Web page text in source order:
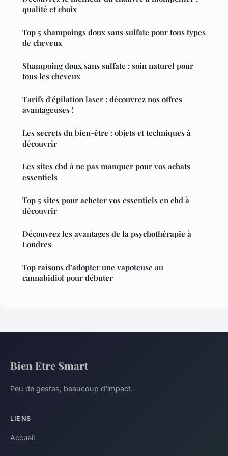
qualité et choix
Top 5 shampoings doux sans sulfate pour tous types
de cheveux
Shampoing doux sans sulfate : soin naturel pour
tous les cheveux
Tarifs d'épilation laser : découvrez nos offres
avantageuses !
Les secrets du bien-être : objets et techniques à
découvrir
Les sites cbd à ne pas manquer pour vos achats
essentiels
Top 5 sites pour acheter vos essentiels en cbd à
découvrir
Découvrez les avantages de la psychothérapie à
Londres
Top raisons d’adopter une vapoteuse au
cannabidiol pour débuter
Bien Etre Smart
Peu de gestes, beaucoup d'impact.
LIENS
Accueil